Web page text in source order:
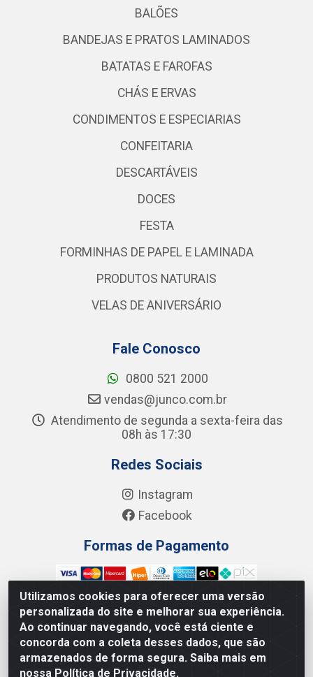
Utilizamos cookies para oferecer uma versão
personalizada do site e melhorar sua experiência.
Ao continuar navegando, você está ciente e
concorda com a coleta desses dados, que são
armazenados de forma segura. Saiba mais em
nossa Política de Privacidade.
BALÕES
BANDEJAS E PRATOS LAMINADOS
BATATAS E FAROFAS
CHÁS E ERVAS
CONDIMENTOS E ESPECIARIAS
CONFEITARIA
DESCARTÁVEIS
DOCES
FESTA
FORMINHAS DE PAPEL E LAMINADA
PRODUTOS NATURAIS
VELAS DE ANIVERSÁRIO
Fale Conosco
0800 521 2000
vendas@junco.com.br
Atendimento de segunda a sexta-feira das
08h às 17:30
Redes Sociais
Instagram
Facebook
Formas de Pagamento
Junco Industria e Comercio Ltda - R. Lineu Anterino
Mariano, 505 - Distrito Industrial, Uberlândia - MG CEP
38.402-346 - CNPJ: 66.312.653/0001-14